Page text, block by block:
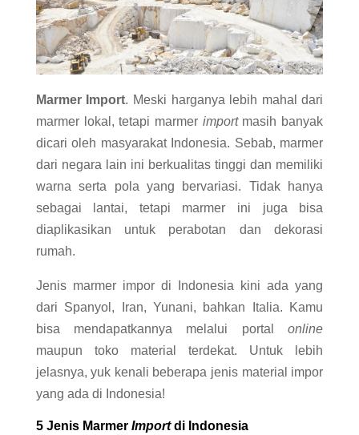
Marmer Import. Meski harganya lebih mahal dari
marmer lokal, tetapi marmer importmasih banyak
dicari oleh masyarakat Indonesia. Sebab, marmer
dari negara lain ini berkualitas tinggi dan memiliki
warna serta pola yang bervariasi. Tidak hanya
sebagai lantai, tetapi marmer ini juga bisa
diaplikasikan untuk perabotan dan dekorasi
rumah.
Jenis marmer impor di Indonesia kini ada yang
dari Spanyol, Iran, Yunani, bahkan Italia. Kamu
bisa mendapatkannya melalui portalonline
maupun toko material terdekat. Untuk lebih
jelasnya, yuk kenali beberapa jenis material impor
yang ada di Indonesia!
5 Jenis Marmer Importdi Indonesia